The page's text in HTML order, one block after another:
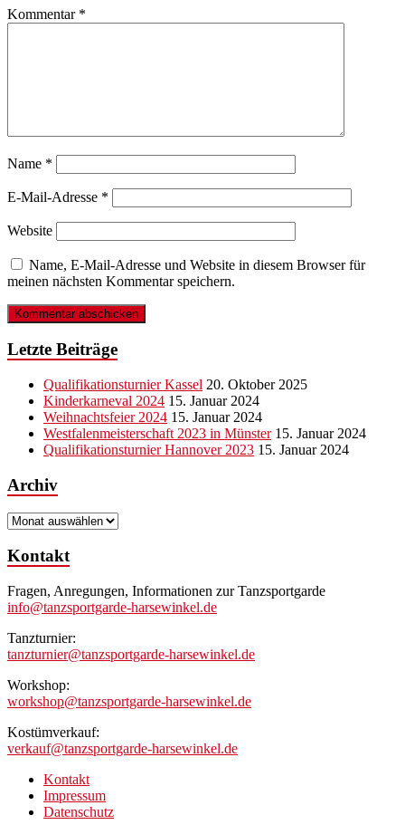
Kommentar *
Name *
E-Mail-Adresse *
Website
Name, E-Mail-Adresse und Website in diesem Browser für
meinen nächsten Kommentar speichern.
Letzte Beiträge
Qualifikationsturnier Kassel 20. Oktober 2025
Kinderkarneval 2024 15. Januar 2024
Weihnachtsfeier 2024 15. Januar 2024
Westfalenmeisterschaft 2023 in Münster 15. Januar 2024
Qualifikationsturnier Hannover 2023 15. Januar 2024
Archiv
Archiv
Kontakt
Fragen, Anregungen, Informationen zur Tanzsportgarde
info@tanzsportgarde-harsewinkel.de
Tanzturnier:
tanzturnier@tanzsportgarde-harsewinkel.de
Workshop:
workshop@tanzsportgarde-harsewinkel.de
Kostümverkauf:
verkauf@tanzsportgarde-harsewinkel.de
Kontakt
Impressum
Datenschutz